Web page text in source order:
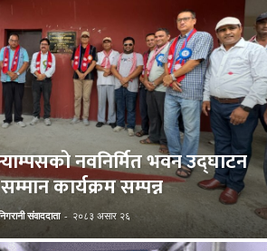
नवनिर्मित भवन उद्घाटन
कार्यक्रम सम्पन्न
संवाददाता - २०८३ असार २६